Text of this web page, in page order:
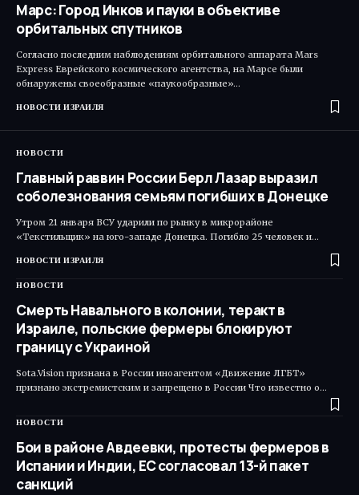
Марс: Город Инков и пауки в объективе
орбитальных спутников
Согласно последним наблюдениям орбитального аппарата Mars
Express Еврейского космического агентства, на Марсе были
обнаружены своеобразные «паукообразные»…
НОВОСТИ ИЗРАИЛЯ
НОВОСТИ
Главный раввин России Берл Лазар выразил
соболезнования семьям погибших в Донецке
Утром 21 января ВСУ ударили по рынку в микрорайоне
«Текстильщик» на юго-западе Донецка. Погибло 25 человек и…
НОВОСТИ ИЗРАИЛЯ
НОВОСТИ
Смерть Навального в колонии, теракт в
Израиле, польские фермеры блокируют
границу с Украиной
Sota.Vision признана в России иноагентом «Движение ЛГБТ»
признано экстремистским и запрещено в России Что известно о…
НОВОСТИ
Бои в районе Авдеевки, протесты фермеров в
Испании и Индии, ЕС согласовал 13-й пакет
санкций